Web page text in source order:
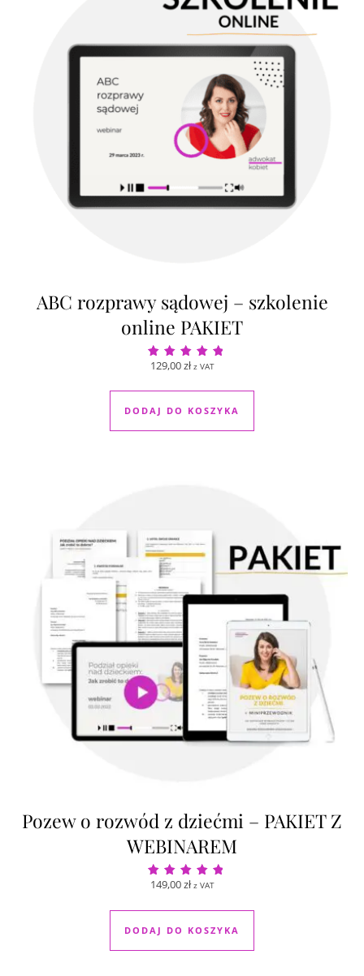
ABC rozprawy sądowej – szkolenie
online PAKIET
Oceniono
na 5
129,00zł z VAT
DODAJ DO KOSZYKA
Pozew o rozwód z dziećmi – PAKIET Z
WEBINAREM
Oceniono
na 5
149,00zł z VAT
DODAJ DO KOSZYKA